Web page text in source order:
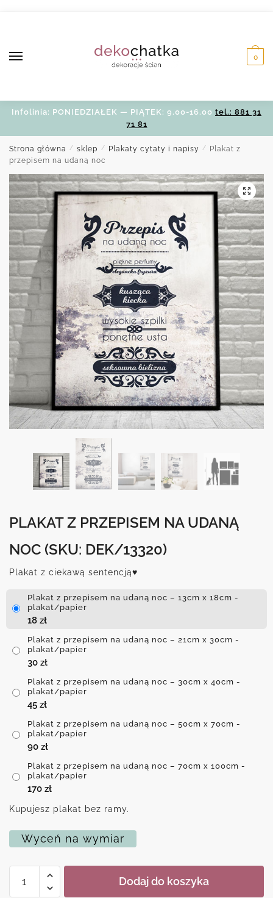
0
Infolinia: PONIEDZIAŁEK — PIĄTEK: 9.00-16.00 tel.: 881 31
71 81
Strona główna / sklep / Plakaty cytaty i napisy /
Plakat z
przepisem na udaną noc
PLAKAT Z PRZEPISEM NA UDANĄ
NOC (SKU: DEK/13320)
Plakat z ciekawą sentencją♥
Plakat z przepisem na udaną noc – 13cm x 18cm -
plakat/papier
18 zł
Plakat z przepisem na udaną noc – 21cm x 30cm -
plakat/papier
30 zł
Plakat z przepisem na udaną noc – 30cm x 40cm -
plakat/papier
45 zł
Plakat z przepisem na udaną noc – 50cm x 70cm -
plakat/papier
90 zł
Plakat z przepisem na udaną noc – 70cm x 100cm -
plakat/papier
170 zł
Kupujesz plakat bez ramy.
Wyceń na wymiar
Plakat
Dodaj do koszyka